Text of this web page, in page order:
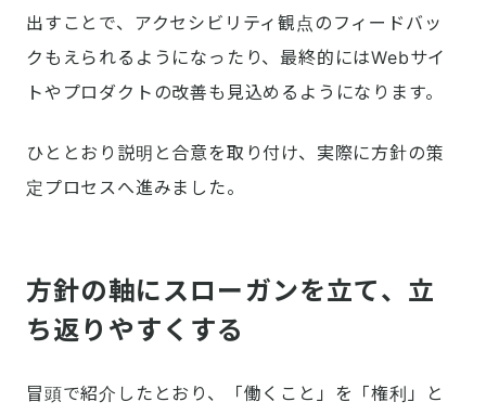
出すことで、アクセシビリティ観点のフィードバッ
クもえられるようになったり、最終的にはWebサイ
トやプロダクトの改善も見込めるようになります。
ひととおり説明と合意を取り付け、実際に方針の策
定プロセスへ進みました。
方針の軸にスローガンを立て、立
ち返りやすくする
冒頭で紹介したとおり、「働くこと」を「権利」と